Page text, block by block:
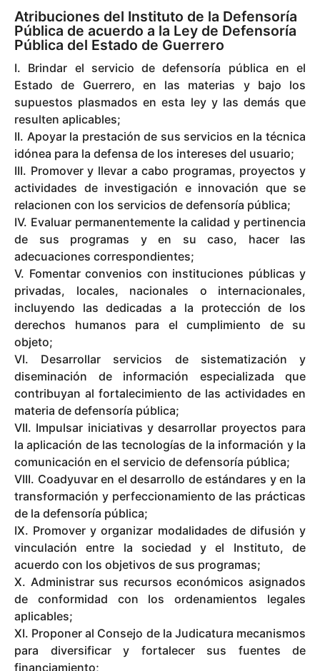
Atribuciones del Instituto de la Defensoría
Pública de acuerdo a la Ley de Defensoría
Pública del Estado de Guerrero
I. Brindar el servicio de defensoría pública en el
Estado de Guerrero, en las materias y bajo los
supuestos plasmados en esta ley y las demás que
resulten aplicables;
II. Apoyar la prestación de sus servicios en la técnica
idónea para la defensa de los intereses del usuario;
III. Promover y llevar a cabo programas, proyectos y
actividades de investigación e innovación que se
relacionen con los servicios de defensoría pública;
IV. Evaluar permanentemente la calidad y pertinencia
de sus programas y en su caso, hacer las
adecuaciones correspondientes;
V. Fomentar convenios con instituciones públicas y
privadas, locales, nacionales o internacionales,
incluyendo las dedicadas a la protección de los
derechos humanos para el cumplimiento de su
objeto;
VI. Desarrollar servicios de sistematización y
diseminación de información especializada que
contribuyan al fortalecimiento de las actividades en
materia de defensoría pública;
VII. Impulsar iniciativas y desarrollar proyectos para
la aplicación de las tecnologías de la información y la
comunicación en el servicio de defensoría pública;
VIII. Coadyuvar en el desarrollo de estándares y en la
transformación y perfeccionamiento de las prácticas
de la defensoría pública;
IX. Promover y organizar modalidades de difusión y
vinculación entre la sociedad y el Instituto, de
acuerdo con los objetivos de sus programas;
X. Administrar sus recursos económicos asignados
de conformidad con los ordenamientos legales
aplicables;
XI. Proponer al Consejo de la Judicatura mecanismos
para diversificar y fortalecer sus fuentes de
financiamiento;